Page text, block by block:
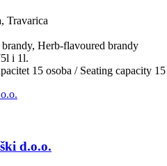
Travarica
Herb-flavoured brandy
i 1l.
15 osoba / Seating capacity
d.o.o.